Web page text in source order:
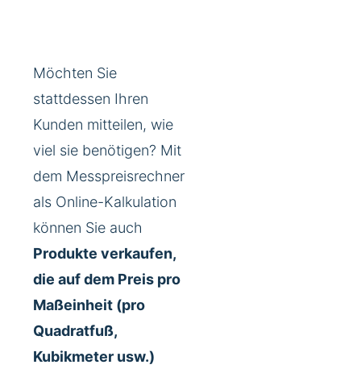
Möchten Sie
stattdessen Ihren
Kunden mitteilen, wie
viel sie benötigen? Mit
dem Messpreisrechner
als Online-Kalkulation
können Sie auch
Produkte verkaufen,
die auf dem Preis pro
Maßeinheit (pro
Quadratfuß,
Kubikmeter usw.)